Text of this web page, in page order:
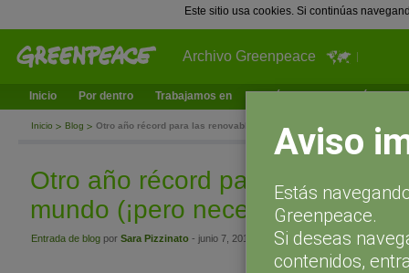
Este sitio usa cookies. Si continúas
Archivo Greenpeace
Inicio Por dentro Trabajamos en ¿Qué puedes hacer tú?
Inicio Blog Otro año récord para las renovables en el mundo (¡pero necesitamos
Otro año récord para las
mundo (¡pero necesitamos más!)
Entrada de blog por Sara Pizzinato - junio 7, 2017 a las 13:48
Aviso
Estás
Greenpeace.
Si deseas
contenidos,